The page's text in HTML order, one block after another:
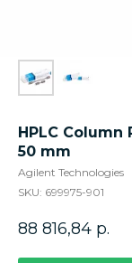
HPLC Column
50 mm
Agilent Technologies
SKU: 699975-901
88 816,84 р.